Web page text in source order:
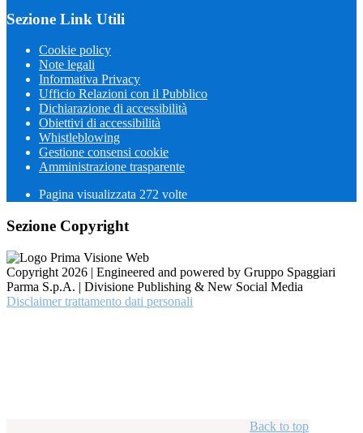
Sezione Link Utili
Cookie policy
Note legali
Informativa Privacy
Ufficio Relazioni con il Pubblico
Dichiarazione di accessibilità
Obiettivi di accessibilità
Whistleblowing
Gestione consensi cookie
Amministrazione trasparente
Pagina visualizzata 272 volte
Sezione Copyright
Copyright 2026 | Engineered and powered by Gruppo Spaggiari
Parma S.p.A. | Divisione Publishing & New Social Media
Disclaimer trattamento dati personali
Back to top